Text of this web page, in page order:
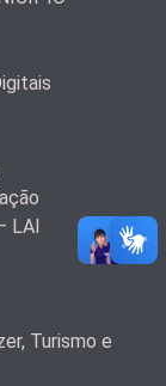
LAI
Turismo e